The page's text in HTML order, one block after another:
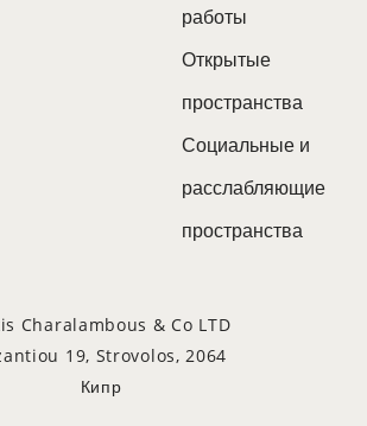
работы
Открытые
пространства
Социальные и
расслабляющие
пространства
Charalambous & Co LTD
19, Strovolos, 2064
Кипр